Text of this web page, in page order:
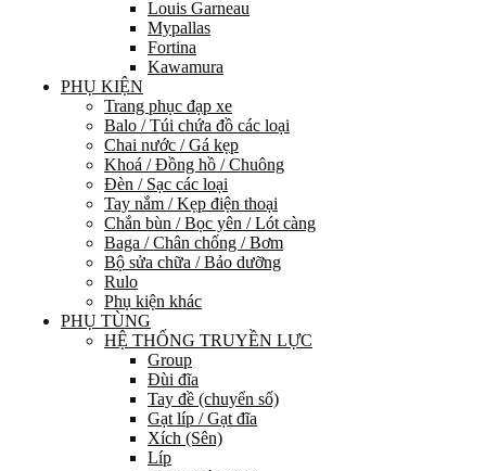
Louis Garneau
Mypallas
Fortina
Kawamura
PHỤ KIỆN
Trang phục đạp xe
Balo / Túi chứa đồ các loại
Chai nước / Gá kẹp
Khoá / Đồng hồ / Chuông
Đèn / Sạc các loại
Tay nắm / Kẹp điện thoại
Chắn bùn / Bọc yên / Lót càng
Baga / Chân chống / Bơm
Bộ sửa chữa / Bảo dưỡng
Rulo
Phụ kiện khác
PHỤ TÙNG
HỆ THỐNG TRUYỀN LỰC
Group
Đùi đĩa
Tay đề (chuyển số)
Gạt líp / Gạt đĩa
Xích (Sên)
Líp